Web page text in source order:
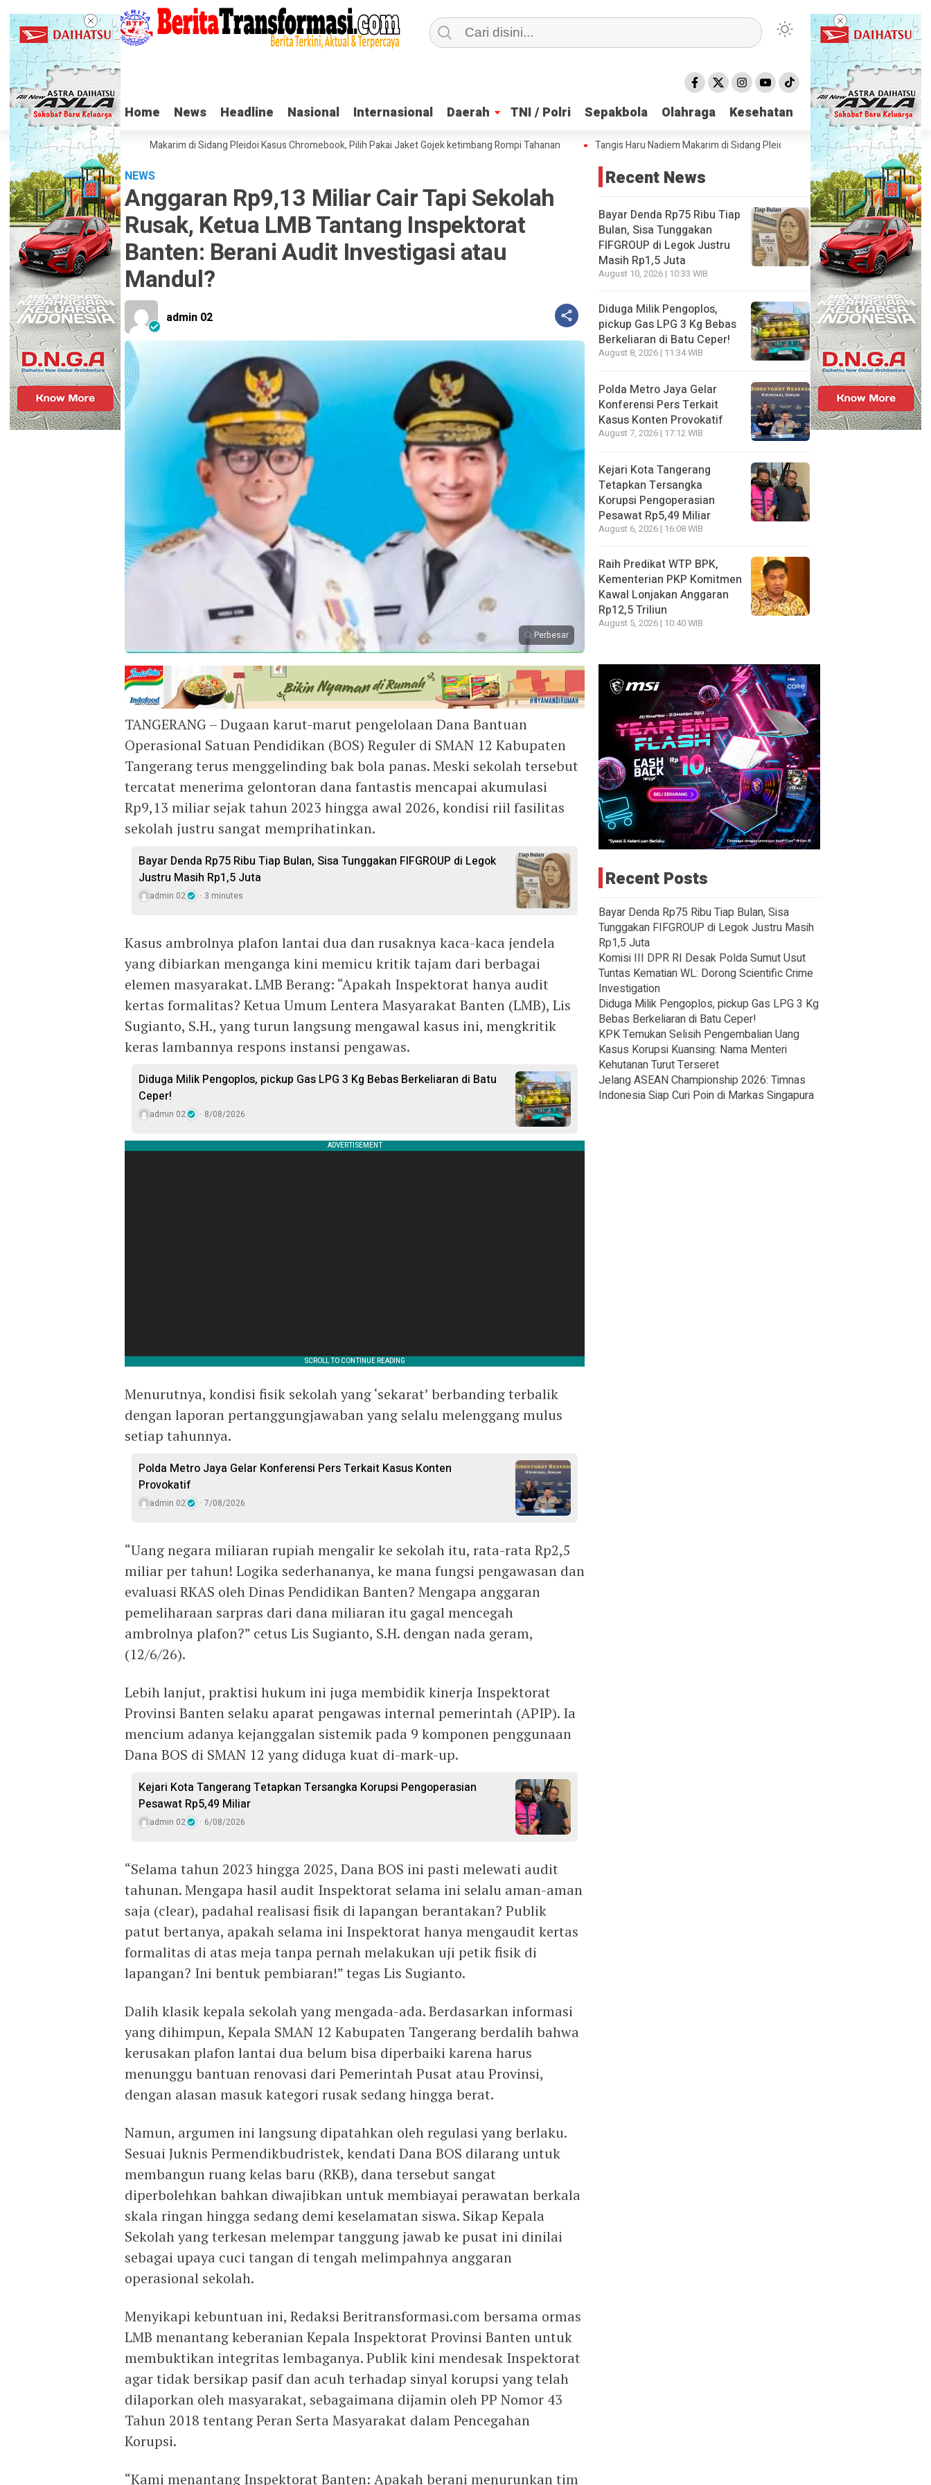
Home News Headline Nasional Internasional Daerah TNI / Polri Sepakbola Olahraga Kesehatan
Home News Headline Nasional Internasional Daerah TNI / Polri Sepakbola Olahraga Kesehatan
Tangis Haru Nadiem Makarim di Sidang Pleidoi Kasus Chromebook, Pilih Pakai Jaket Gojek ketimbang Rompi Tahanan Tangis Haru Nadiem Makarim di Sidang Pleidoi Kasus Chromebook, Pilih Pakai
NEWS
Anggaran Rp9,13 Miliar Cair Tapi Sekolah
Rusak, Ketua LMB Tantang Inspektorat
Banten: Berani Audit Investigasi atau
Mandul?
admin 02
Perbesar
TANGERANG – Dugaan karut-marut pengelolaan Dana Bantuan
Operasional Satuan Pendidikan (BOS) Reguler di SMAN 12 Kabupaten
Tangerang terus menggelinding bak bola panas. Meski sekolah tersebut
tercatat menerima gelontoran dana fantastis mencapai akumulasi
Rp9,13 miliar sejak tahun 2023 hingga awal 2026, kondisi riil fasilitas
sekolah justru sangat memprihatinkan.
Bayar Denda Rp75 Ribu Tiap Bulan, Sisa Tunggakan FIFGROUP di Legok
Justru Masih Rp1,5 Juta
admin 02 3 minutes
Kasus ambrolnya plafon lantai dua dan rusaknya kaca-kaca jendela
yang dibiarkan menganga kini memicu kritik tajam dari berbagai
elemen masyarakat. LMB Berang: “Apakah Inspektorat hanya audit
kertas formalitas? Ketua Umum Lentera Masyarakat Banten (LMB), Lis
Sugianto, S.H., yang turun langsung mengawal kasus ini, mengkritik
keras lambannya respons instansi pengawas.
Diduga Milik Pengoplos, pickup Gas LPG 3 Kg Bebas Berkeliaran di Batu
Ceper!
admin 02 8/08/2026
Menurutnya, kondisi fisik sekolah yang ‘sekarat’ berbanding terbalik
dengan laporan pertanggungjawaban yang selalu melenggang mulus
setiap tahunnya.
Polda Metro Jaya Gelar Konferensi Pers Terkait Kasus Konten
Provokatif
admin 02 7/08/2026
“Uang negara miliaran rupiah mengalir ke sekolah itu, rata-rata Rp2,5
miliar per tahun! Logika sederhananya, ke mana fungsi pengawasan dan
evaluasi RKAS oleh Dinas Pendidikan Banten? Mengapa anggaran
pemeliharaan sarpras dari dana miliaran itu gagal mencegah
ambrolnya plafon?” cetus Lis Sugianto, S.H. dengan nada geram,
(12/6/26).
Lebih lanjut, praktisi hukum ini juga membidik kinerja Inspektorat
Provinsi Banten selaku aparat pengawas internal pemerintah (APIP). Ia
mencium adanya kejanggalan sistemik pada 9 komponen penggunaan
Dana BOS di SMAN 12 yang diduga kuat di-mark-up.
Kejari Kota Tangerang Tetapkan Tersangka Korupsi Pengoperasian
Pesawat Rp5,49 Miliar
admin 02 6/08/2026
“Selama tahun 2023 hingga 2025, Dana BOS ini pasti melewati audit
tahunan. Mengapa hasil audit Inspektorat selama ini selalu aman-aman
saja (clear), padahal realisasi fisik di lapangan berantakan? Publik
patut bertanya, apakah selama ini Inspektorat hanya mengaudit kertas
formalitas di atas meja tanpa pernah melakukan uji petik fisik di
lapangan? Ini bentuk pembiaran!” tegas Lis Sugianto.
Dalih klasik kepala sekolah yang mengada-ada. Berdasarkan informasi
yang dihimpun, Kepala SMAN 12 Kabupaten Tangerang berdalih bahwa
kerusakan plafon lantai dua belum bisa diperbaiki karena harus
menunggu bantuan renovasi dari Pemerintah Pusat atau Provinsi,
dengan alasan masuk kategori rusak sedang hingga berat.
Namun, argumen ini langsung dipatahkan oleh regulasi yang berlaku.
Sesuai Juknis Permendikbudristek, kendati Dana BOS dilarang untuk
membangun ruang kelas baru (RKB), dana tersebut sangat
diperbolehkan bahkan diwajibkan untuk membiayai perawatan berkala
skala ringan hingga sedang demi keselamatan siswa. Sikap Kepala
Sekolah yang terkesan melempar tanggung jawab ke pusat ini dinilai
sebagai upaya cuci tangan di tengah melimpahnya anggaran
operasional sekolah.
Menyikapi kebuntuan ini, Redaksi Beritransformasi.com bersama ormas
LMB menantang keberanian Kepala Inspektorat Provinsi Banten untuk
membuktikan integritas lembaganya. Publik kini mendesak Inspektorat
agar tidak bersikap pasif dan acuh terhadap sinyal korupsi yang telah
dilaporkan oleh masyarakat, sebagaimana dijamin oleh PP Nomor 43
Tahun 2018 tentang Peran Serta Masyarakat dalam Pencegahan
Korupsi.
“Kami menantang Inspektorat Banten: Apakah berani menurunkan tim
Recent News
Bayar Denda Rp75 Ribu Tiap
Bulan, Sisa Tunggakan
FIFGROUP di Legok Justru
Masih Rp1,5 Juta
August 10, 2026 | 10:33 WIB
Diduga Milik Pengoplos,
pickup Gas LPG 3 Kg Bebas
Berkeliaran di Batu Ceper!
August 8, 2026 | 11:34 WIB
Polda Metro Jaya Gelar
Konferensi Pers Terkait
Kasus Konten Provokatif
August 7, 2026 | 17:12 WIB
Kejari Kota Tangerang
Tetapkan Tersangka
Korupsi Pengoperasian
Pesawat Rp5,49 Miliar
August 6, 2026 | 16:08 WIB
Raih Predikat WTP BPK,
Kementerian PKP Komitmen
Kawal Lonjakan Anggaran
Rp12,5 Triliun
August 5, 2026 | 10:40 WIB
Recent Posts
Bayar Denda Rp75 Ribu Tiap Bulan, Sisa
Tunggakan FIFGROUP di Legok Justru Masih
Rp1,5 Juta
Komisi III DPR RI Desak Polda Sumut Usut
Tuntas Kematian WL: Dorong Scientific Crime
Investigation
Diduga Milik Pengoplos, pickup Gas LPG 3 Kg
Bebas Berkeliaran di Batu Ceper!
KPK Temukan Selisih Pengembalian Uang
Kasus Korupsi Kuansing: Nama Menteri
Kehutanan Turut Terseret
Jelang ASEAN Championship 2026: Timnas
Indonesia Siap Curi Poin di Markas Singapura